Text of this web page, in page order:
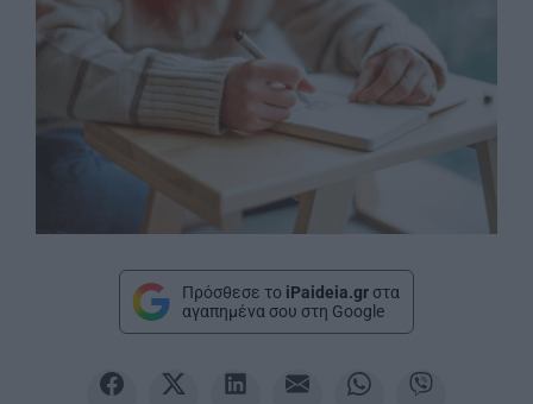
Πρόσθεσε το iPaideia.gr στα
αγαπημένα σου στη Google